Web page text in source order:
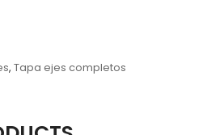
, Tapa ejes completos